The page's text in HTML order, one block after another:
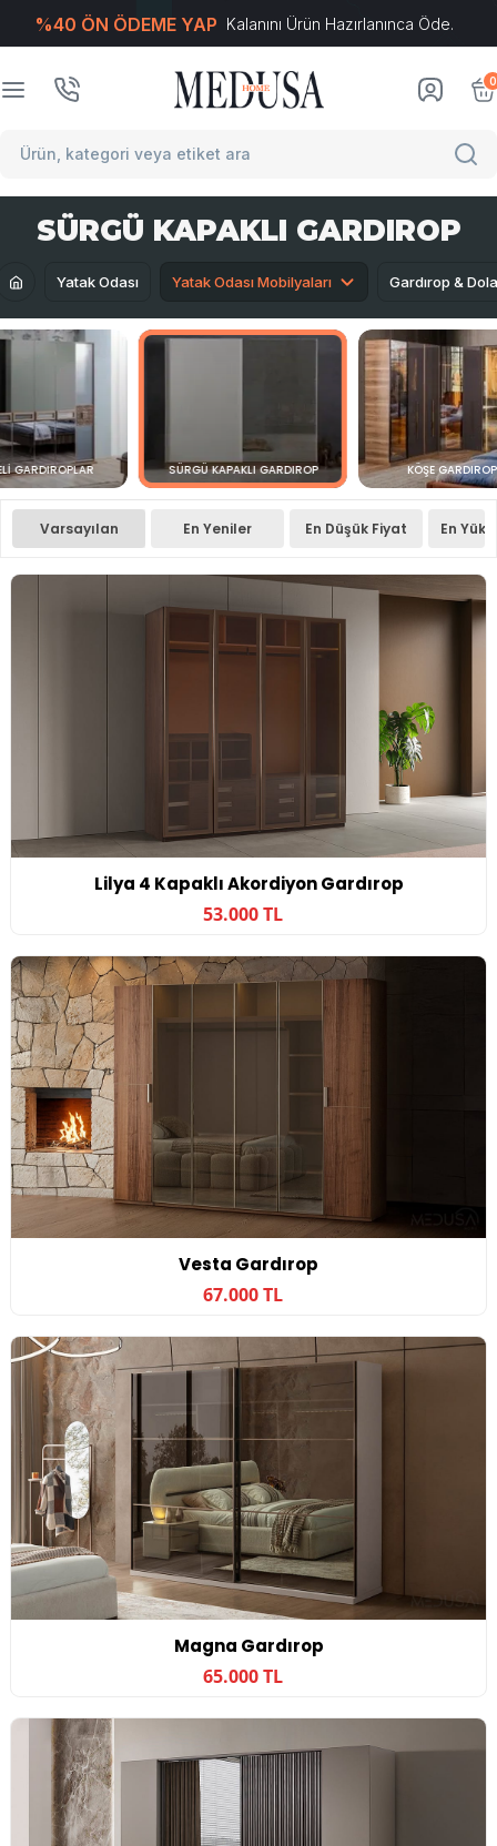
%40 ÖN ÖDEME YAP Kalanını Ürün Hazırlanınca Öde.
0
SÜRGÜ KAPAKLI GARDIROP
Yatak Odası Yatak Odası Mobilyaları Gardırop &
GARDIROPLAR SÜRGÜ KAPAKLI GARDIROP KÖŞE
Varsayılan En Yeniler En Düşük Fiyat En
Lilya 4 Kapaklı Akordiyon Gardırop
53.000 TL
Vesta Gardırop
67.000 TL
Magna Gardırop
65.000 TL
T-Soft E-Ticaret Sistemleriyle Hazırlanmıştır.